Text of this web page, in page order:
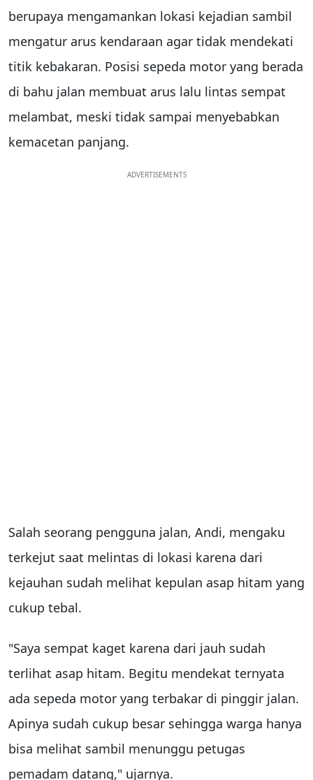
berupaya mengamankan lokasi kejadian sambil
mengatur arus kendaraan agar tidak mendekati
titik kebakaran. Posisi sepeda motor yang berada
di bahu jalan membuat arus lalu lintas sempat
melambat, meski tidak sampai menyebabkan
kemacetan panjang.
ADVERTISEMENTS
Salah seorang pengguna jalan, Andi, mengaku
terkejut saat melintas di lokasi karena dari
kejauhan sudah melihat kepulan asap hitam yang
cukup tebal.
"Saya sempat kaget karena dari jauh sudah
terlihat asap hitam. Begitu mendekat ternyata
ada sepeda motor yang terbakar di pinggir jalan.
Apinya sudah cukup besar sehingga warga hanya
bisa melihat sambil menunggu petugas
pemadam datang," ujarnya.